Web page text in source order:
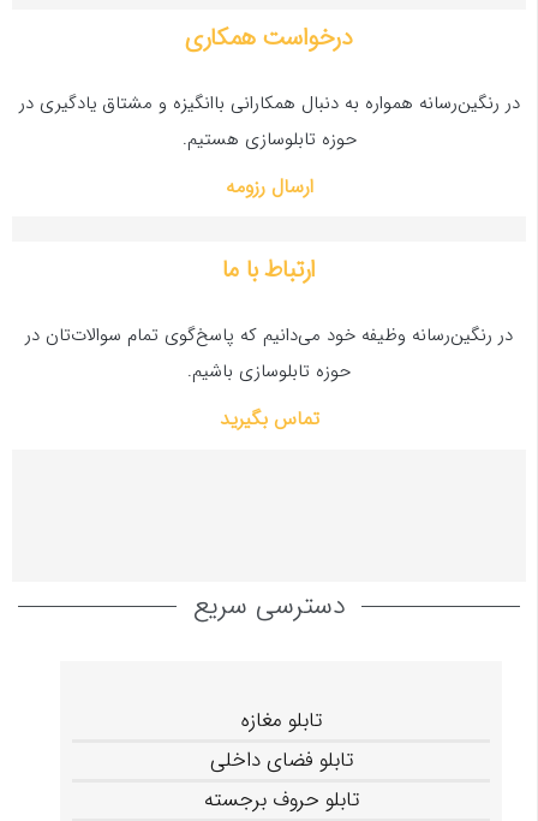
درخواست همکاری
در رنگین‌رسانه همواره به دنبال همکارانی باانگیزه و مشتاق یادگیری در
حوزه تابلوسازی هستیم.
ارسال رزومه
ارتباط با ما
در رنگین‌رسانه وظیفه خود می‌دانیم که پاسخ‌گوی تمام سوالات‌تان در
حوزه تابلوسازی باشیم.
تماس بگیرید
دسترسی سریع
تابلو مغازه
تابلو فضای داخلی
تابلو حروف برجسته